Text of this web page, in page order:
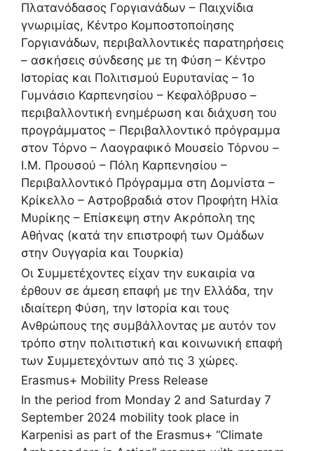
Πλατανόδασος Γοργιανάδων – Παιχνίδια
γνωριμίας, Κέντρο Κομποστοποίησης
Γοργιανάδων, περιβαλλοντικές παρατηρήσεις
– ασκήσεις σύνδεσης με τη Φύση – Κέντρο
Ιστορίας και Πολιτισμού Ευρυτανίας – 1ο
Γυμνάσιο Καρπενησίου – Κεφαλόβρυσο –
περιβαλλοντική ενημέρωση και διάχυση του
προγράμματος – Περιβαλλοντικό πρόγραμμα
στον Τόρνο – Λαογραφικό Μουσείο Τόρνου –
Ι.Μ. Προυσού – Πόλη Καρπενησίου –
Περιβαλλοντικό Πρόγραμμα στη Δομνίστα –
Κρίκελλο – Αστροβραδιά στον Προφήτη Ηλία
Μυρίκης – Επίσκεψη στην Ακρόπολη της
Αθήνας (κατά την επιστροφή των Ομάδων
στην Ουγγαρία και Τουρκία)
Οι Συμμετέχοντες είχαν την ευκαιρία να
έρθουν σε άμεση επαφή με την Ελλάδα, την
ιδιαίτερη Φύση, την Ιστορία και τους
Ανθρώπους της συμβάλλοντας με αυτόν τον
τρόπο στην πολιτιστική και κοινωνική επαφή
των Συμμετεχόντων από τις 3 χώρες.
Erasmus+ Mobility Press Release
In the period from Monday 2 and Saturday 7
September 2024 mobility took place in
Karpenisi as part of the Erasmus+ “Climate